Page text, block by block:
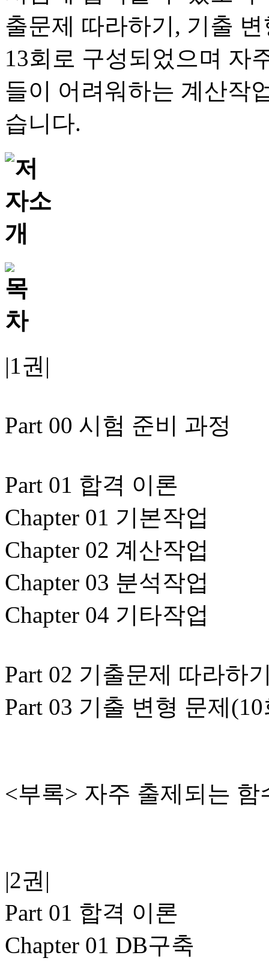
출문제 따라하기, 기출
13회로 구성되었으며 자
들이 어려워하는 계산작
습니다.
|1권|
Part 00 시험 준비 과정
Part 01 합격 이론
Chapter 01 기본작업
Chapter 02 계산작업
Chapter 03 분석작업
Chapter 04 기타작업
Part 02 기출문제 따라하
Part 03 기출 변형 문제
<부록> 자주 출제되는 함
|2권|
Part 01 합격 이론
Chapter 01 DB구축